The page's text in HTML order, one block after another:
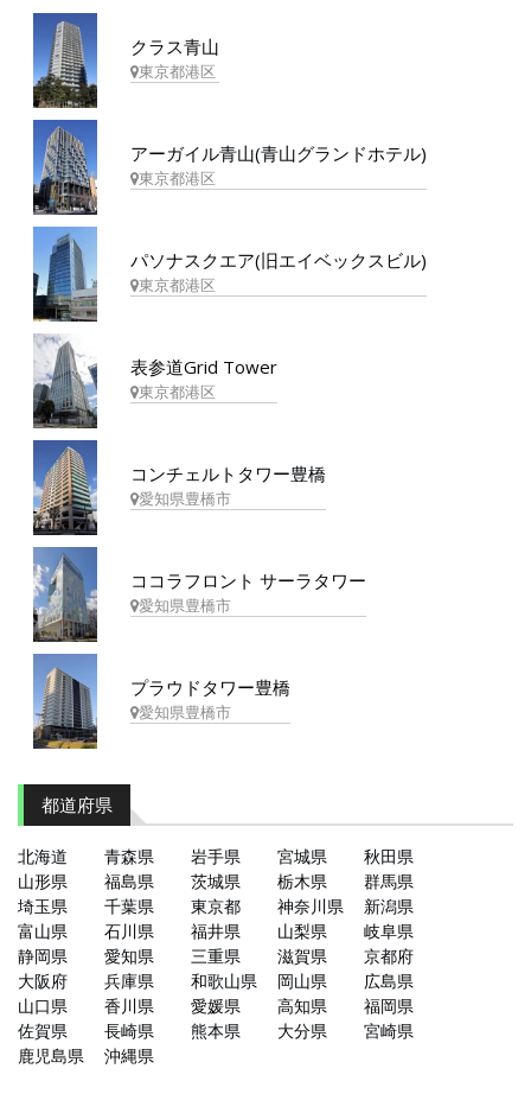
クラス青山
東京都港区
アーガイル青山(青山グランドホテル)
東京都港区
パソナスクエア(旧エイベックスビル)
東京都港区
表参道Grid Tower
東京都港区
コンチェルトタワー豊橋
愛知県豊橋市
ココラフロント サーラタワー
愛知県豊橋市
プラウドタワー豊橋
愛知県豊橋市
都道府県
北海道 青森県 岩手県 宮城県
秋田県
山形県
福島県 茨城県 栃木県
群馬県
埼玉県
千葉県 東京都 神奈川県
新潟県
富山県
石川県 福井県 山梨県
岐阜県
静岡県
愛知県 三重県 滋賀県
京都府
大阪府
兵庫県 和歌山県 岡山県
広島県
山口県
香川県 愛媛県 高知県
福岡県
佐賀県
長崎県 熊本県 大分県
宮崎県
鹿児島県
沖縄県